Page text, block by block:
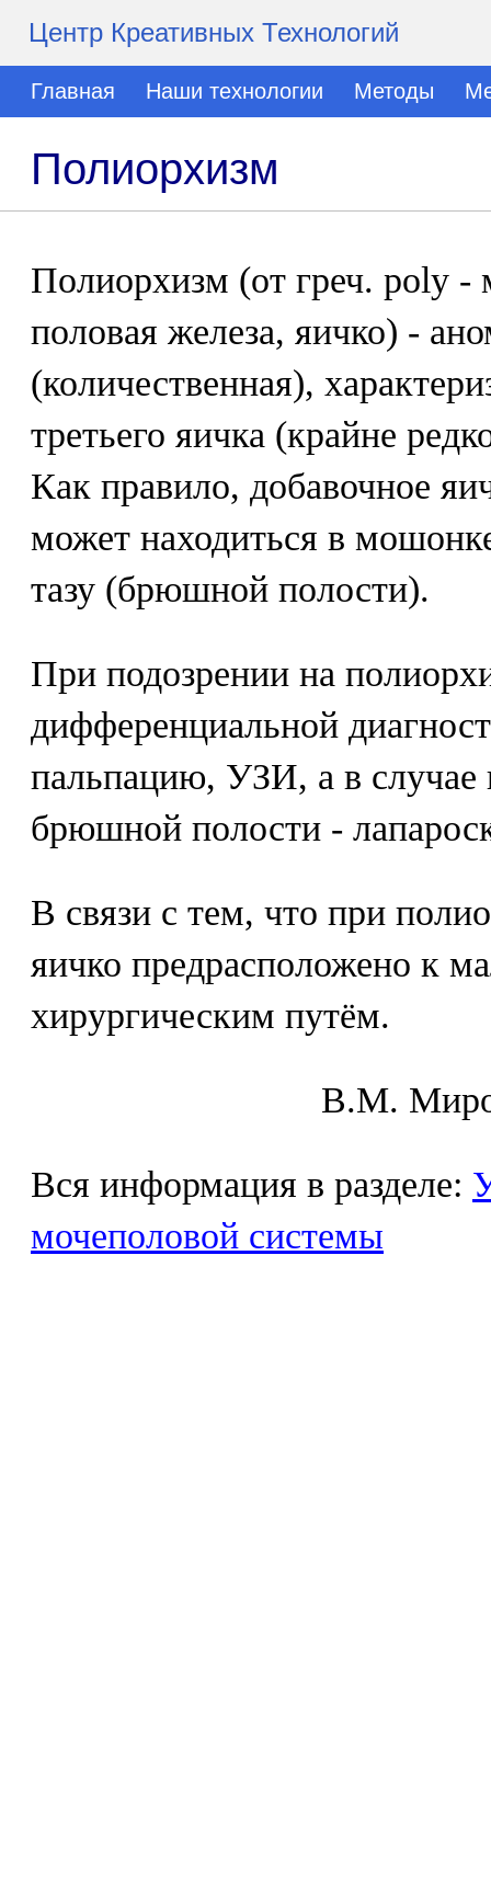
Центр Креативных Технологий
Главная Наши технологии Методы
Полиорхизм
Полиорхизм (от греч. poly -
половая железа, яичко) -
(количественная),
третьего яичка (крайне
Как правило, добавочное
может находиться в
тазу (брюшной полости).
При подозрении на
дифференциальной
пальпацию, УЗИ, а в случае
брюшной полости -
В связи с тем, что при
яичко предрасположено к
хирургическим путём.
В.М.
Вся информация в разделе:
мочеполовой системы